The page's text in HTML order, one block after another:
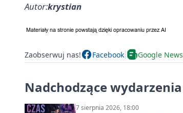
Autor:krystian
Zaobserwuj nas! Facebook Google News
Nadchodzące wydarzenia
7 sierpnia 2026, 18:00